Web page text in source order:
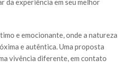
da experiência em seu melhor
e emocionante, onde a natureza
e autêntica. Uma proposta
vivência diferente, em contato